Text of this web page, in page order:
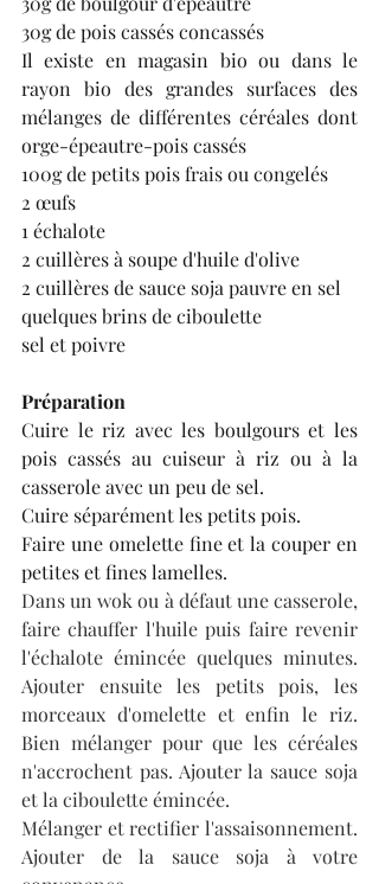
30g de pois cassés concassés
Il existe en magasin bio ou dans le
rayon bio des grandes surfaces des
mélanges de différentes céréales dont
orge-épeautre-pois cassés
100g de petits pois frais ou congelés
2 œufs
1 échalote
2 cuillères à soupe d'huile d'olive
2 cuillères de sauce soja pauvre en sel
quelques brins de ciboulette
sel et poivre
Préparation
Cuire le riz avec les boulgours et les
pois cassés au cuiseur à riz ou à la
casserole avec un peu de sel.
Cuire séparément les petits pois.
Faire une omelette fine et la couper en
petites et fines lamelles.
Dans un wok ou à défaut une casserole,
faire chauffer l'huile puis faire revenir
l'échalote émincée quelques minutes.
Ajouter ensuite les petits pois, les
morceaux d'omelette et enfin le riz.
Bien mélanger pour que les céréales
n'accrochent pas. Ajouter la sauce soja
et la ciboulette émincée.
Mélanger et rectifier l'assaisonnement.
Ajouter de la sauce soja à votre